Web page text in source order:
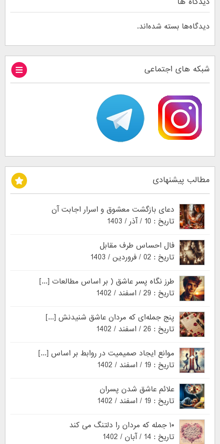
دیدگاه‌ها بسته شده‌اند.
شبکه های اجتماعی
مطالب پیشنهادی
دعای بازگشت معشوق و اسرار اجابت آن
تاریخ : 10 / آذر / 1403
فال احساس طرف مقابل
تاریخ : 02 / فروردین / 1403
طرز نگاه پسر عاشق ( بر اساس مطالعات [...]
تاریخ : 29 / اسفند / 1402
پنج جمله‌ای که مردان عاشق شنیدنش [...]
تاریخ : 26 / اسفند / 1402
موانع ایجاد صمیمیت در روابط بر اساس [...]
تاریخ : 19 / اسفند / 1402
علائم عاشق شدن پسران
تاریخ : 19 / اسفند / 1402
۱۰ جمله که مردان را دلتنگ می کند
تاریخ : 14 / آبان / 1402